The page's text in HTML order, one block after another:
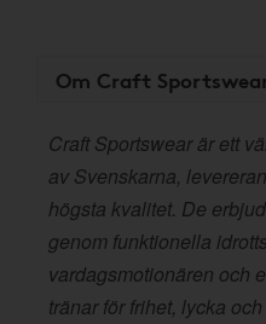
Om Craft
Craft Sportswear är ett
av Svenskarna,
högsta kvalitet. De
genom funktionella
vardagsmotionären och
tränar för frihet, lycka